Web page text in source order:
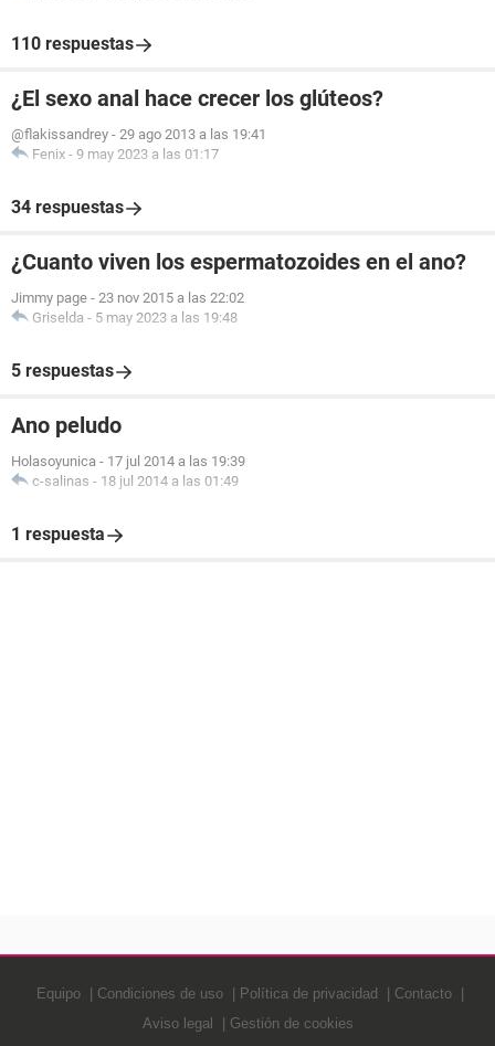
110 respuestas
¿El sexo anal hace crecer los glúteos?
@flakissandrey - 29 ago 2013 a las 19:41
Fenix - 9 may 2023 a las 01:17
34 respuestas
¿Cuanto viven los espermatozoides en el ano?
Jimmy page - 23 nov 2015 a las 22:02
Griselda - 5 may 2023 a las 19:48
5 respuestas
Ano peludo
Holasoyunica - 17 jul 2014 a las 19:39
c-salinas - 18 jul 2014 a las 01:49
1 respuesta
Equipo Condiciones de uso Política de privacidad
Contacto
Aviso legal
Gestión de cookies